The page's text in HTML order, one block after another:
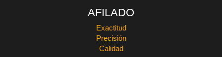
AFILADO
Exactitud
Precisión
Calidad